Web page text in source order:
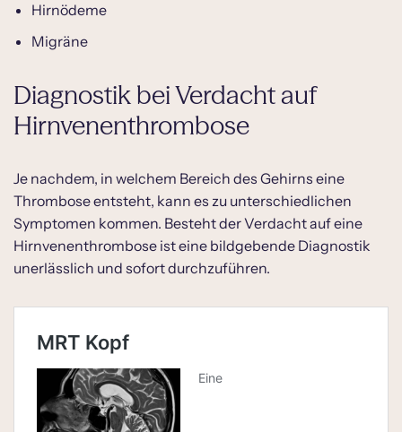
Hirnödeme
Migräne
Diagnostik bei Verdacht auf
Hirnvenenthrombose
Je nachdem, in welchem Bereich des Gehirns eine
Thrombose entsteht, kann es zu unterschiedlichen
Symptomen kommen. Besteht der Verdacht auf eine
Hirnvenenthrombose ist eine bildgebende Diagnostik
unerlässlich und sofort durchzuführen.